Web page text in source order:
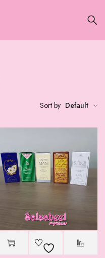
Sort by Default